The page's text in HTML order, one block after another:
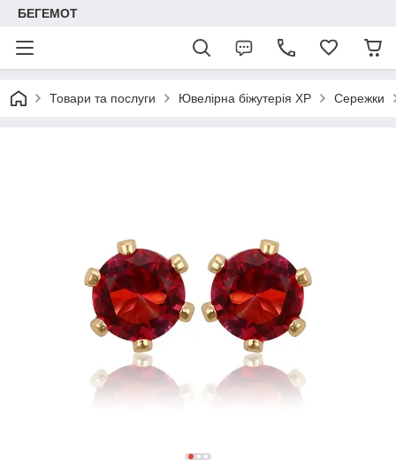
БЕГЕМОТ
Товари та послуги Ювелірна біжутерія XP Сережки